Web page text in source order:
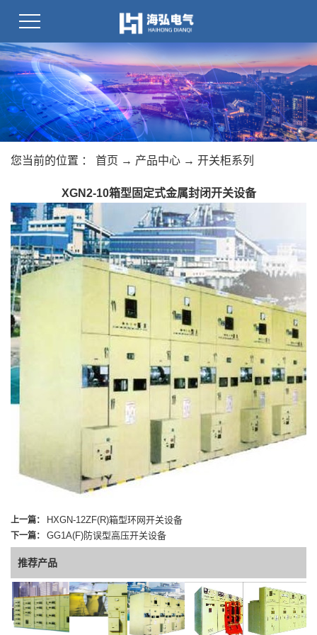
您当前的位置 ： 首页 → 产品中心 → 开关柜系列
XGN2-10箱型固定式金属封闭开关设备
上一篇： HXGN-12ZF(R)箱型环网开关设备
下一篇： GG1A(F)防误型高压开关设备
推荐产品